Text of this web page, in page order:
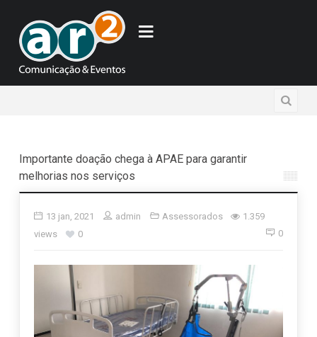
Importante doação chega à APAE para garantir
melhorias nos serviços
13 jan, 2021 admin Assessorados
1.359
views
0 0